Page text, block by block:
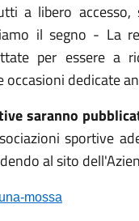
a libero accesso,
il segno - La
per essere a
dedicate
saranno
sportive
al sito
mossa